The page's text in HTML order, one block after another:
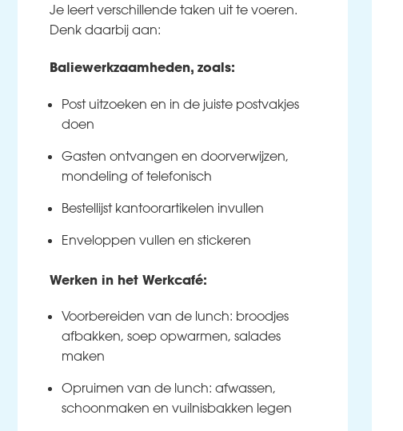
Je leert verschillende taken uit te voeren.
Denk daarbij aan:
Baliewerkzaamheden, zoals:
Post uitzoeken en in de juiste postvakjes
doen
Gasten ontvangen en doorverwijzen,
mondeling of telefonisch
Bestellijst kantoorartikelen invullen
Enveloppen vullen en stickeren
Werken in het Werkcafé:
Voorbereiden van de lunch: broodjes
afbakken, soep opwarmen, salades
maken
Opruimen van de lunch: afwassen,
schoonmaken en vuilnisbakken legen